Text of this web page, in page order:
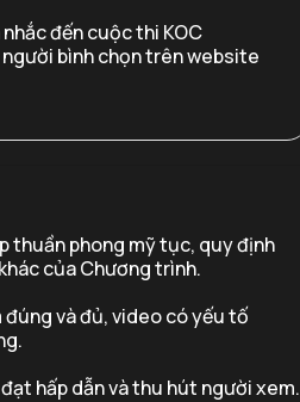
đến cuộc thi KOC
bình chọn trên website
thuần phong mỹ tục, quy định
của Chương trình.
và đủ, video có yếu tố
hấp dẫn và thu hút người xem.